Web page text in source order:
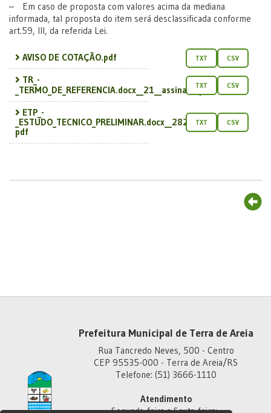
– Em caso de proposta com valores acima da mediana
informada, tal proposta do item será desclassificada conforme
art.59, III, da referida Lei.
AVISO DE COTAÇÃO.pdf TXT CSV
TR_-
_TERMO_DE_REFERENCIA.docx__21__assinado.pdf
TXT CSV
ETP_-
_ESTUDO_TECNICO_PRELIMINAR.docx__2826_29_assi...
pdf
TXT CSV
Prefeitura Municipal de Terra de Areia
Rua Tancredo Neves, 500 - Centro
CEP 95535-000 - Terra de Areia/RS
Telefone: (51) 3666-1110
Atendimento